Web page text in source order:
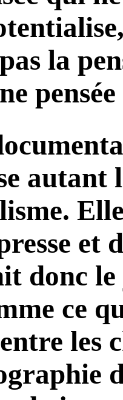
la
autant
et
donc
ce
les